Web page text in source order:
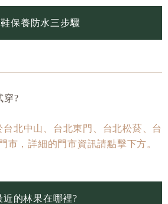
鞋保養防水三步驟
穿?
北中山、台北東門、台北松菸、台
市，詳細的門市資訊請點擊下方。
近的林果在哪裡?